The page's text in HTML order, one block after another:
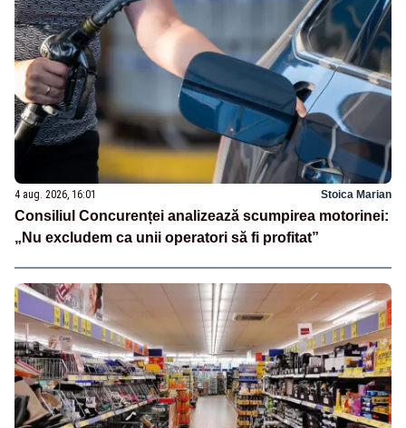
4 aug. 2026, 16:01 Stoica Marian
Consiliul Concurenței analizează scumpirea motorinei:
„Nu excludem ca unii operatori să fi profitat”